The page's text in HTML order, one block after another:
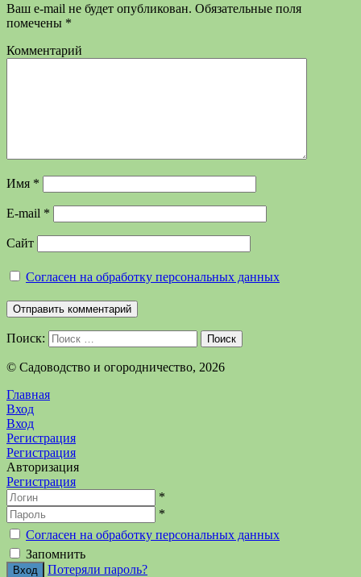
Ваш e-mail не будет опубликован. Обязательные поля
помечены *
Комментарий
Имя *
E-mail *
Сайт
Согласен на обработку персональных данных
Поиск: Поиск
©️ Садоводство и огородничество, 2026
Главная
Вход
Вход
Регистрация
Регистрация
Авторизация
Регистрация
*
*
Согласен на обработку персональных данных
Запомнить
Потеряли пароль?